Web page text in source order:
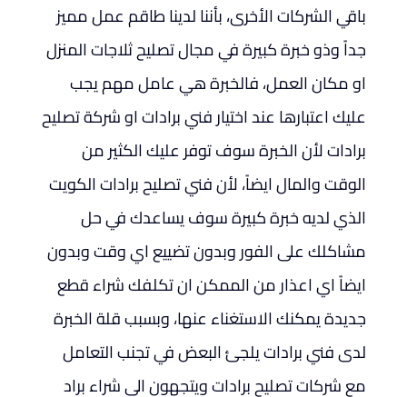
باقي الشركات الأخرى، بأننا لدينا طاقم عمل مميز
جداً وذو خبرة كبيرة في مجال تصليح ثلاجات المنزل
او مكان العمل، فالخبرة هي عامل مهم يجب
عليك اعتبارها عند اختيار فني برادات او شركة تصليح
برادات لأن الخبرة سوف توفر عليك الكثير من
الوقت والمال ايضاً، لأن فني تصليح برادات الكويت
الذي لديه خبرة كبيرة سوف يساعدك في حل
مشاكلك على الفور وبدون تضييع اي وقت وبدون
ايضاً اي اعذار من الممكن ان تكلفك شراء قطع
جديدة يمكنك الاستغناء عنها، وبسبب قلة الخبرة
لدى فني برادات يلجئ البعض في تجنب التعامل
مع شركات تصليح برادات ويتجهون الى شراء براد